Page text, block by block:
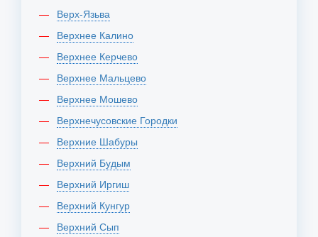
Верх-Язьва
Верхнее Калино
Верхнее Керчево
Верхнее Мальцево
Верхнее Мошево
Верхнечусовские Городки
Верхние Шабуры
Верхний Будым
Верхний Иргиш
Верхний Кунгур
Верхний Сып